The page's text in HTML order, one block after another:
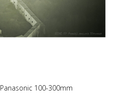
Panasonic 100-300mm